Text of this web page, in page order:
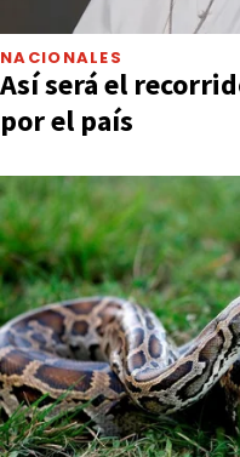
NACIONALES
Así será el
por el país